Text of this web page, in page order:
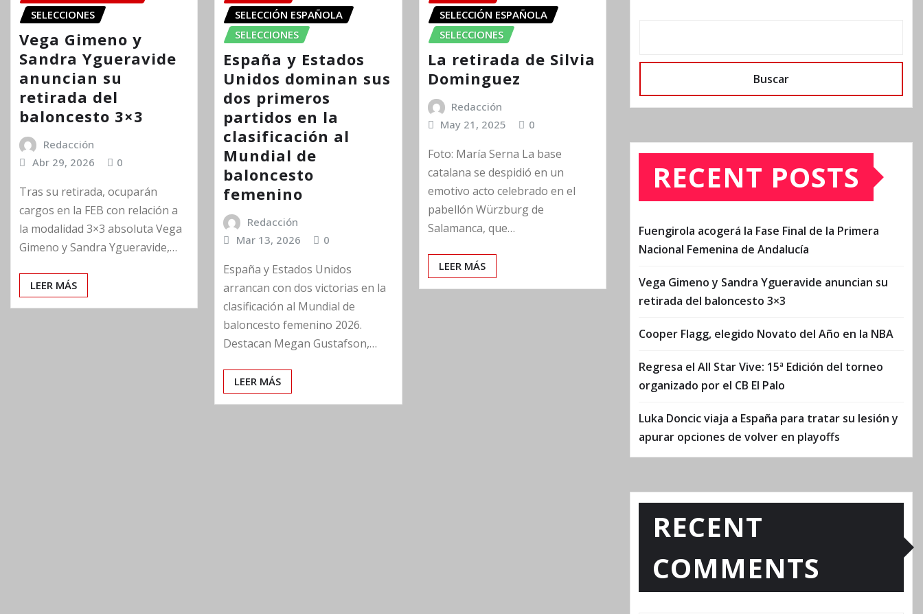
SELECCIONES
Vega Gimeno y
Sandra Ygueravide
anuncian su
retirada del
baloncesto 3×3
Redacción
Abr 29, 2026
0
Tras su retirada, ocuparán
cargos en la FEB con relación a
la modalidad 3×3 absoluta Vega
Gimeno y Sandra Ygueravide,…
LEER MÁS
SELECCIÓN ESPAÑOLA
SELECCIONES
España y Estados
Unidos dominan sus
dos primeros
partidos en la
clasificación al
Mundial de
baloncesto
femenino
Redacción
Mar 13, 2026
0
España y Estados Unidos
arrancan con dos victorias en la
clasificación al Mundial de
baloncesto femenino 2026.
Destacan Megan Gustafson,…
LEER MÁS
SELECCIÓN ESPAÑOLA
SELECCIONES
La retirada de Silvia
Dominguez
Redacción
May 21, 2025
0
Foto: María Serna La base
catalana se despidió en un
emotivo acto celebrado en el
pabellón Würzburg de
Salamanca, que…
LEER MÁS
Buscar
RECENT POSTS
Fuengirola acogerá la Fase Final de la Primera
Nacional Femenina de Andalucía
Vega Gimeno y Sandra Ygueravide anuncian su
retirada del baloncesto 3×3
Cooper Flagg, elegido Novato del Año en la NBA
Regresa el All Star Vive: 15ª Edición del torneo
organizado por el CB El Palo
Luka Doncic viaja a España para tratar su lesión y
apurar opciones de volver en playoffs
RECENT
COMMENTS